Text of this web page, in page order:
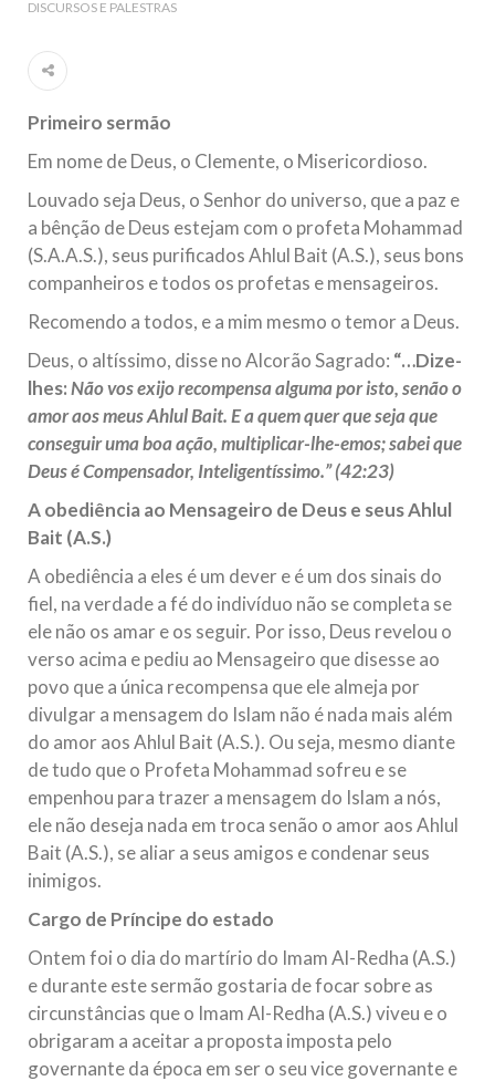
Ano Novo Islâmico e Início de Muharam
Islâmico no Brasil parabeniza a nação islâmica pela chegada
no ano novo muçulmano de 1435 Hejrita. Desejamos a
todos os irmãos e irmãs um novo
10 DE NOVEMBRO DE 2013
Falecimento do Imam Ali Ibn Al-Hussein
Em nome de Deus, o Clemente, o Misericordioso! Diante da
data em que relembramos o martírio do quarto Imam dos
muçulmanos, o Imam Ali Ibn Al-Hussein Ibn Ali Ibn Abi Táleb
(A.S.), conhecido por “Zein Al-Ábidin” (Formosura
NOTÍCIAS
3 DE JULHO DE 2014
Centro Islâmico no Brasil recebe o ex-
ministro das Relações Exteriores da
República Islâmica do Irã
Na noite da quinta-feira, 03 de Abril, o Centro Islâmico no
Relações Exteriores da República Islâmica do Irã, Sr. Kamal
DISCURSOS E PALESTRAS
Primeiro sermão
Em nome de Deus, o Clemente, o Misericordioso.
Louvado seja Deus, o Senhor do universo, que a paz e
a bênção de Deus estejam com o profeta Mohammad
(S.A.A.S.), seus purificados Ahlul Bait (A.S.), seus bons
companheiros e todos os profetas e mensageiros.
Recomendo a todos, e a mim mesmo o temor a Deus.
Deus, o altíssimo, disse no Alcorão Sagrado: “…Dize-
lhes:Não vos exijo recompensa alguma por isto, senão o
amor aos meus Ahlul Bait. E a quem quer que seja que
conseguir uma boa ação, multiplicar-lhe-emos; sabei que
Deus é Compensador, Inteligentíssimo.” (42:23)
A obediência ao Mensageiro de Deus e seus Ahlul
Bait (A.S.)
A obediência a eles é um dever e é um dos sinais do
fiel, na verdade a fé do indivíduo não se completa se
ele não os amar e os seguir. Por isso, Deus revelou o
verso acima e pediu ao Mensageiro que disesse ao
povo que a única recompensa que ele almeja por
divulgar a mensagem do Islam não é nada mais além
do amor aos Ahlul Bait (A.S.). Ou seja, mesmo diante
de tudo que o Profeta Mohammad sofreu e se
empenhou para trazer a mensagem do Islam a nós,
ele não deseja nada em troca senão o amor aos Ahlul
Bait (A.S.), se aliar a seus amigos e condenar seus
inimigos.
Cargo de Príncipe do estado
Ontem foi o dia do martírio do Imam Al-Redha (A.S.)
e durante este sermão gostaria de focar sobre as
circunstâncias que o Imam Al-Redha (A.S.) viveu e o
obrigaram a aceitar a proposta imposta pelo
governante da época em ser o seu vice governante e